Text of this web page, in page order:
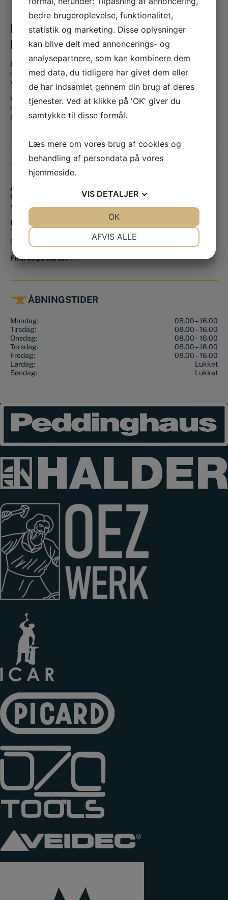
BESØG OS I VORES FYSISKE
BUTIK
Ønsker du at se og føle nogle af vores vare eller at få en snak
og rådgivning med vores erfarne personale, kan du besøge
vores butik på Finlandsgade 14 i Haslev.
Vi giver dig altid en professionel og tryg vejledning hvad enten
du er på udkig efter smedeudstyr, værktøj eller skal have den
perfekte svendegave.
BUTIK & KONTAKT
Adresse
Finlandsgade 14
4690 Haslev
Kontakt os
Tlf.:
+45 56 36 10 15
mail@smedjeriet.dk
Find os på kortet
ÅBNINGSTIDER
Mandag:
08.00 – 16.00
Tirsdag:
08.00 – 16.00
Onsdag:
08.00 – 16.00
Torsdag:
08.00 – 16.00
Fredag:
08.00 – 16.00
Lørdag:
Lukket
Søndag:
Lukket
bedre brugeroplevelse, funktionalitet,
statistik og marketing. Disse oplysninger
kan blive delt med annoncerings- og
analysepartnere, som kan kombinere dem
med data, du tidligere har givet dem eller
de har indsamlet gennem din brug af deres
tjenester. Ved at klikke på 'OK' giver du
samtykke til disse formål.
Læs mere om vores brug af cookies og
behandling af persondata på vores
hjemmeside.
VIS DETALJER
AFVIS ALLE
OK